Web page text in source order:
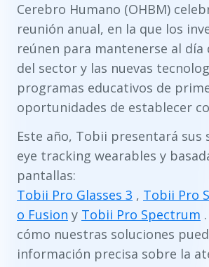
Cerebro Humano (OHBM)
reunión anual, en la que los
reúnen para mantenerse al día
del sector y las nuevas
programas educativos de
oportunidades de establecer
Este año, Tobii presentará sus
eye tracking wearables y
pantallas:
Tobii Pro Glasses 3 , Tobii Pro
o Fusion y Tobii Pro Spectrum
cómo nuestras soluciones
información precisa sobre la